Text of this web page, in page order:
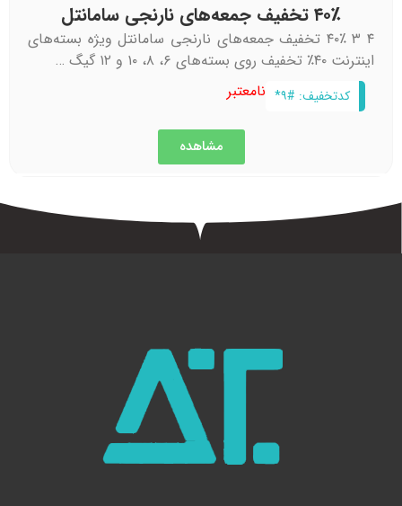
۴۰٪ تخفیف جمعه‌های نارنجی سامانتل
۴ ۳ ۴۰٪ تخفیف جمعه‌های نارنجی سامانتل ویژه بسته‌های
اینترنت ۴۰٪ تخفیف روی بسته‌های ۶، ۸، ۱۰ و ۱۲ گیگ …
کدتخفیف: #۹* نامعتبر
مشاهده